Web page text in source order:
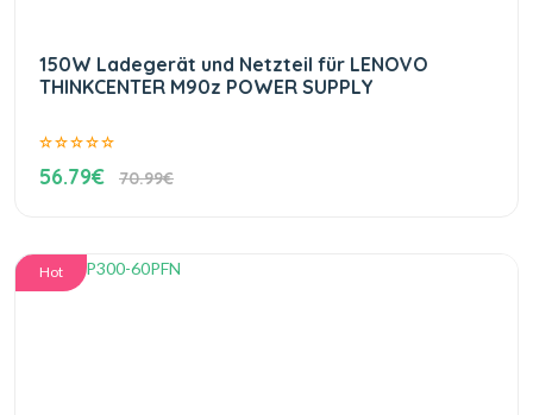
150W Ladegerät und Netzteil für LENOVO
THINKCENTER M90z POWER SUPPLY
56.79€ 70.99€
Hot